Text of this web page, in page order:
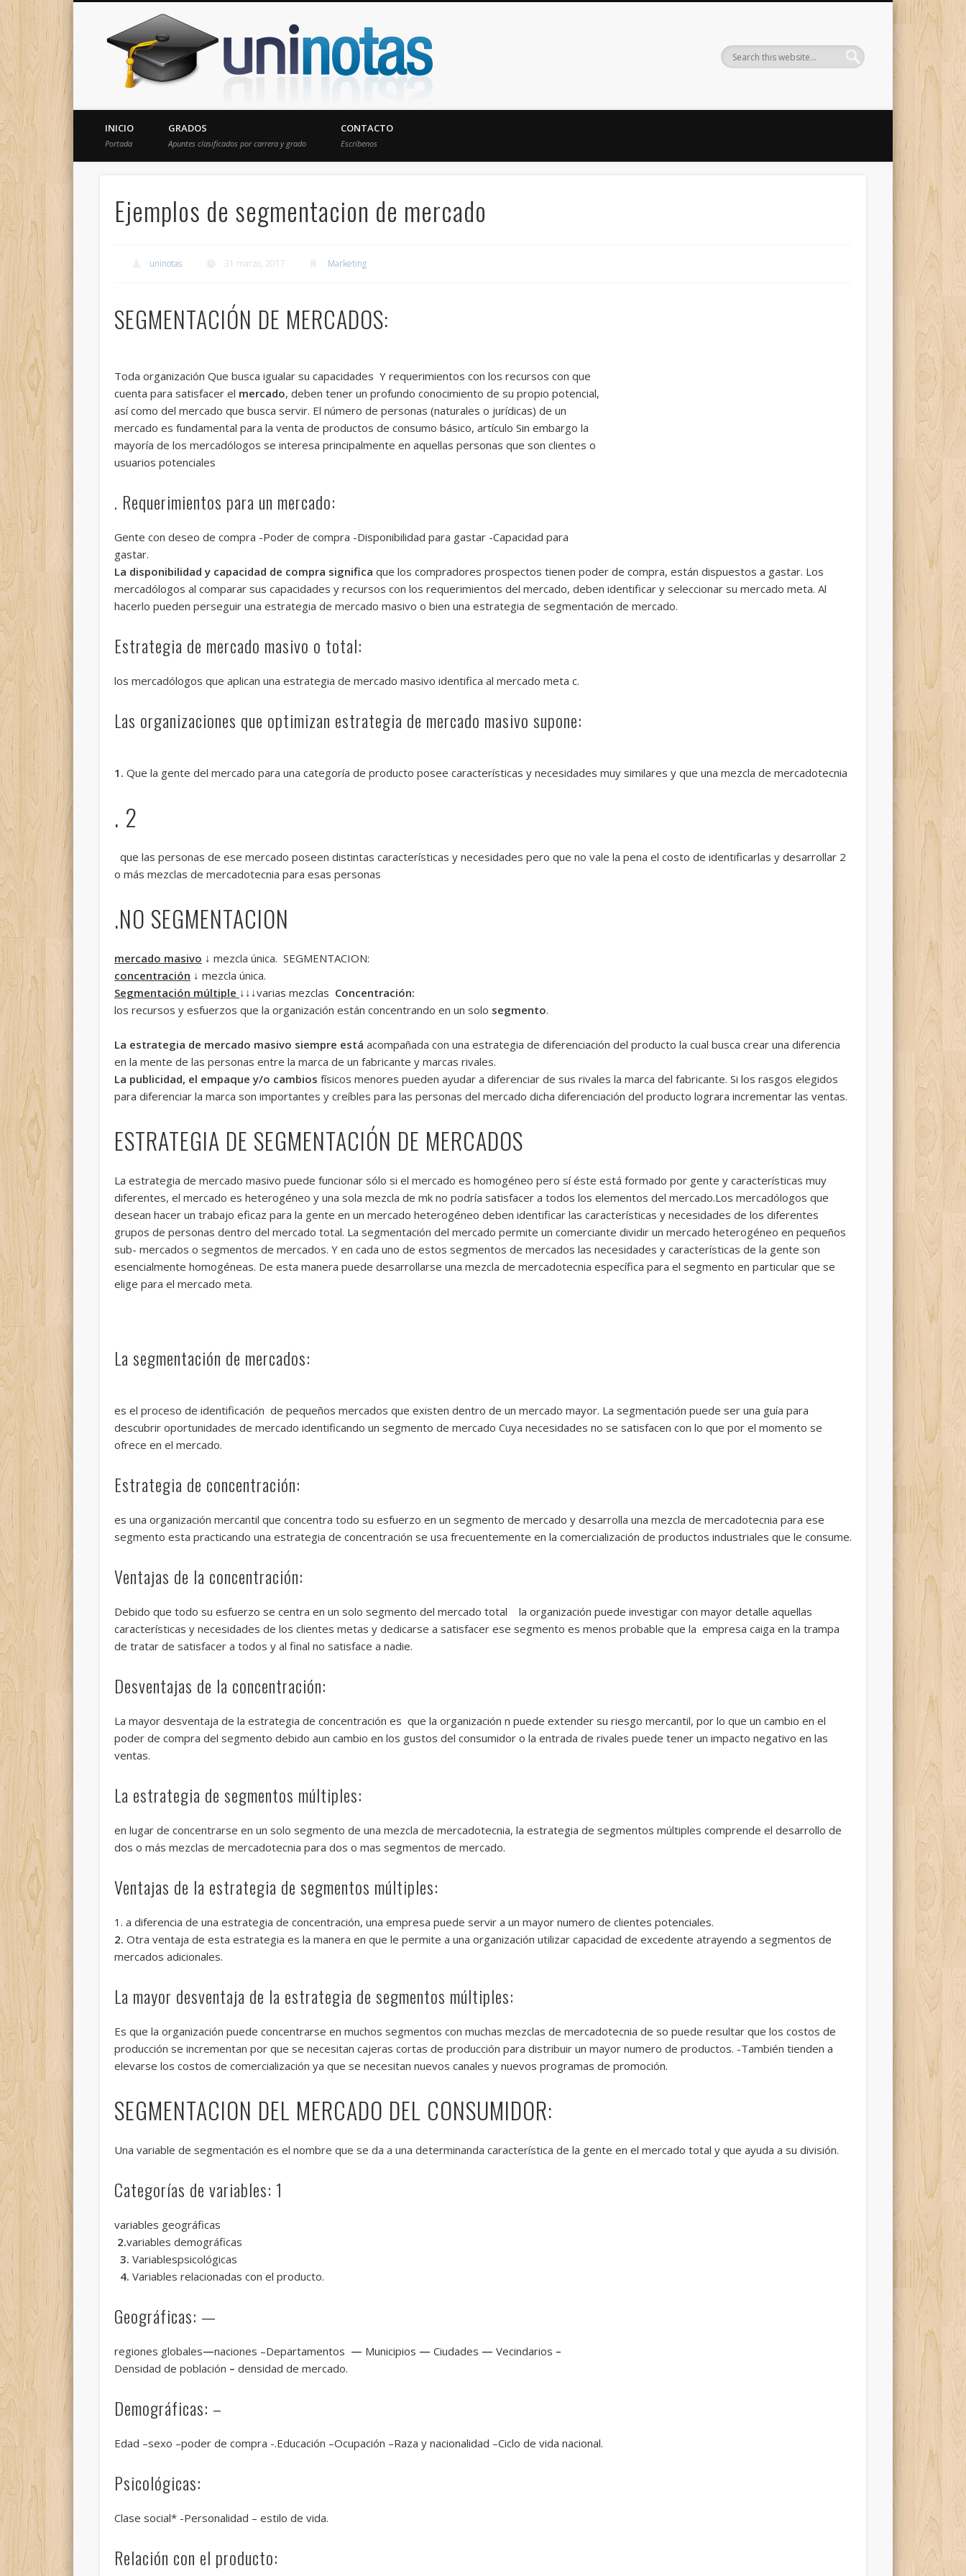
Donde encontrarás todas los apuntes de tu carrera
INICIO
Portada
GRADOS
Apuntes clasificados por carrera y grado
CONTACTO
Escríbenos
Ejemplos de segmentacion de mercado
uninotas 31 marzo, 2017 Marketing
SEGMENTACIÓN DE MERCADOS:
Toda organización Que busca igualar su capacidades Y requerimientos con los recursos con que
cuenta para satisfacer el mercado, deben tener un profundo conocimiento de su propio potencial,
así como del mercado que busca servir. El número de personas (naturales o jurídicas) de un
mercado es fundamental para la venta de productos de consumo básico, artículo Sin embargo la
mayoría de los mercadólogos se interesa principalmente en aquellas personas que son clientes o
usuarios potenciales
. Requerimientos para un mercado:
Gente con deseo de compra -Poder de compra -Disponibilidad para gastar -Capacidad para
gastar.
La disponibilidad y capacidad de compra significa que los compradores prospectos tienen poder de compra, están dispuestos a gastar. Los
mercadólogos al comparar sus capacidades y recursos con los requerimientos del mercado, deben identificar y seleccionar su mercado meta. Al
hacerlo pueden perseguir una estrategia de mercado masivo o bien una estrategia de segmentación de mercado.
Estrategia de mercado masivo o total:
los mercadólogos que aplican una estrategia de mercado masivo identifica al mercado meta c.
Las organizaciones que optimizan estrategia de mercado masivo supone:
1. Que la gente del mercado para una categoría de producto posee características y necesidades muy similares y que una mezcla de mercadotecnia
. 2
que las personas de ese mercado poseen distintas características y necesidades pero que no vale la pena el costo de identificarlas y desarrollar 2
o más mezclas de mercadotecnia para esas personas
.NO SEGMENTACION
mercado masivo ↓ mezcla única. SEGMENTACION:
concentración ↓ mezcla única.
Segmentación múltiple ↓↓↓varias mezclas Concentración:
los recursos y esfuerzos que la organización están concentrando en un solo segmento.
La estrategia de mercado masivo siempre está acompañada con una estrategia de diferenciación del producto la cual busca crear una diferencia
en la mente de las personas entre la marca de un fabricante y marcas rivales.
La publicidad, el empaque y/o cambios físicos menores pueden ayudar a diferenciar de sus rivales la marca del fabricante. Si los rasgos elegidos
para diferenciar la marca son importantes y creíbles para las personas del mercado dicha diferenciación del producto lograra incrementar las ventas.
ESTRATEGIA DE SEGMENTACIÓN DE MERCADOS
La estrategia de mercado masivo puede funcionar sólo si el mercado es homogéneo pero sí éste está formado por gente y características muy
diferentes, el mercado es heterogéneo y una sola mezcla de mk no podría satisfacer a todos los elementos del mercado.Los mercadólogos que
desean hacer un trabajo eficaz para la gente en un mercado heterogéneo deben identificar las características y necesidades de los diferentes
grupos de personas dentro del mercado total. La segmentación del mercado permite un comerciante dividir un mercado heterogéneo en pequeños
sub- mercados o segmentos de mercados. Y en cada uno de estos segmentos de mercados las necesidades y características de la gente son
esencialmente homogéneas. De esta manera puede desarrollarse una mezcla de mercadotecnia específica para el segmento en particular que se
elige para el mercado meta.
La segmentación de mercados:
es el proceso de identificación de pequeños mercados que existen dentro de un mercado mayor. La segmentación puede ser una guía para
descubrir oportunidades de mercado identificando un segmento de mercado Cuya necesidades no se satisfacen con lo que por el momento se
ofrece en el mercado.
Estrategia de concentración:
es una organización mercantil que concentra todo su esfuerzo en un segmento de mercado y desarrolla una mezcla de mercadotecnia para ese
segmento esta practicando una estrategia de concentración se usa frecuentemente en la comercialización de productos industriales que le consume.
Ventajas de la concentración:
Debido que todo su esfuerzo se centra en un solo segmento del mercado total la organización puede investigar con mayor detalle aquellas
características y necesidades de los clientes metas y dedicarse a satisfacer ese segmento es menos probable que la empresa caiga en la trampa
de tratar de satisfacer a todos y al final no satisface a nadie.
Desventajas de la concentración:
La mayor desventaja de la estrategia de concentración es que la organización n puede extender su riesgo mercantil, por lo que un cambio en el
poder de compra del segmento debido aun cambio en los gustos del consumidor o la entrada de rivales puede tener un impacto negativo en las
ventas.
La estrategia de segmentos múltiples:
en lugar de concentrarse en un solo segmento de una mezcla de mercadotecnia, la estrategia de segmentos múltiples comprende el desarrollo de
dos o más mezclas de mercadotecnia para dos o mas segmentos de mercado.
Ventajas de la estrategia de segmentos múltiples:
1. a diferencia de una estrategia de concentración, una empresa puede servir a un mayor numero de clientes potenciales.
2. Otra ventaja de esta estrategia es la manera en que le permite a una organización utilizar capacidad de excedente atrayendo a segmentos de
mercados adicionales.
La mayor desventaja de la estrategia de segmentos múltiples:
Es que la organización puede concentrarse en muchos segmentos con muchas mezclas de mercadotecnia de so puede resultar que los costos de
producción se incrementan por que se necesitan cajeras cortas de producción para distribuir un mayor numero de productos. -También tienden a
elevarse los costos de comercialización ya que se necesitan nuevos canales y nuevos programas de promoción.
SEGMENTACION DEL MERCADO DEL CONSUMIDOR:
Una variable de segmentación es el nombre que se da a una determinanda característica de la gente en el mercado total y que ayuda a su división.
Categorías de variables: 1
variables geográficas
2.variables demográficas
3. Variablespsicológicas
4. Variables relacionadas con el producto.
Geográficas: —
regiones globales—naciones –Departamentos — Municipios — Ciudades — Vecindarios –
Densidad de población – densidad de mercado.
Demográficas: –
Edad –sexo –poder de compra -.Educación –Ocupación –Raza y nacionalidad –Ciclo de vida nacional.
Psicológicas:
Clase social* -Personalidad – estilo de vida.
Relación con el producto: